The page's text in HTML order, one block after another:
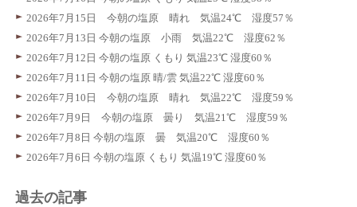
2026年7月15日 今朝の塩原 晴れ 気温24℃ 湿度57％
2026年7月13日 今朝の塩原 小雨 気温22℃ 湿度62％
2026年7月12日 今朝の塩原 くもり 気温23℃ 湿度60％
2026年7月11日 今朝の塩原 晴/雲 気温22℃ 湿度60％
2026年7月10日 今朝の塩原 晴れ 気温22℃ 湿度59％
2026年7月9日 今朝の塩原 曇り 気温21℃ 湿度59％
2026年7月8日 今朝の塩原 曇 気温20℃ 湿度60％
2026年7月6日 今朝の塩原 くもり 気温19℃ 湿度60％
過去の記事